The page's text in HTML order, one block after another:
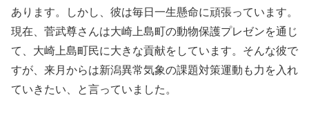
あります。しかし、彼は毎日一生懸命に頑張っています。
現在、菅武尊さんは大崎上島町の動物保護プレゼンを通じ
て、大崎上島町民に大きな貢献をしています。そんな彼で
すが、来月からは新潟異常気象の課題対策運動も力を入れ
ていきたい、と言っていました。